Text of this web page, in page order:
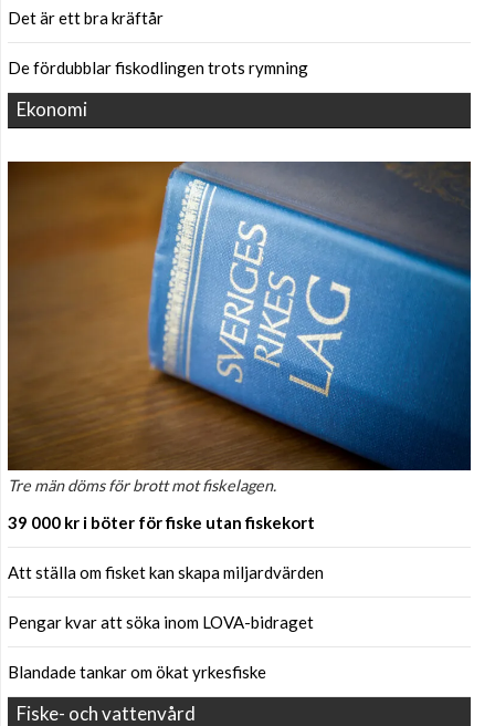
Det är ett bra kräftår
De fördubblar fiskodlingen trots rymning
Ekonomi
Tre män döms för brott mot fiskelagen.
39 000 kr i böter för fiske utan fiskekort
Att ställa om fisket kan skapa miljardvärden
Pengar kvar att söka inom LOVA-bidraget
Blandade tankar om ökat yrkesfiske
Fiske- och vattenvård